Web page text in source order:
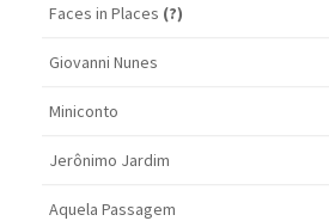
Faces in Places (?)
Giovanni Nunes
Miniconto
Jerônimo Jardim
Aquela Passagem